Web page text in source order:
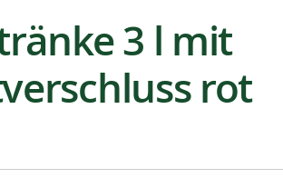
3 l mit
rot